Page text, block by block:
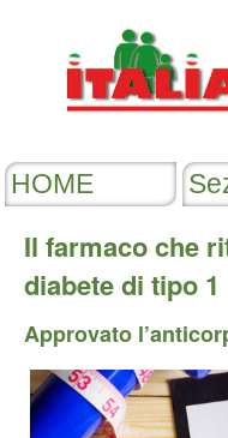
Il farmaco che
diabete di tipo 1
Approvato